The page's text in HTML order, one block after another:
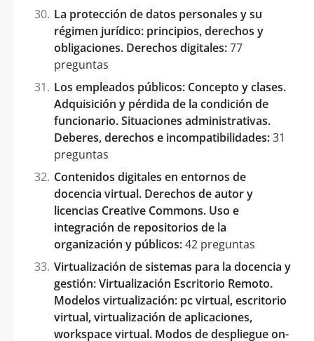
La protección de datos personales y su
régimen jurídico: principios, derechos y
obligaciones. Derechos digitales:77
preguntas
Los empleados públicos: Concepto y clases.
Adquisición y pérdida de la condición de
funcionario. Situaciones administrativas.
Deberes, derechos e incompatibilidades:31
preguntas
Contenidos digitales en entornos de
docencia virtual. Derechos de autor y
licencias Creative Commons. Uso e
integración de repositorios de la
organización y públicos:42 preguntas
Virtualización de sistemas para la docencia y
gestión: Virtualización Escritorio Remoto.
Modelos virtualización: pc virtual, escritorio
virtual, virtualización de aplicaciones,
workspace virtual. Modos de despliegue on-